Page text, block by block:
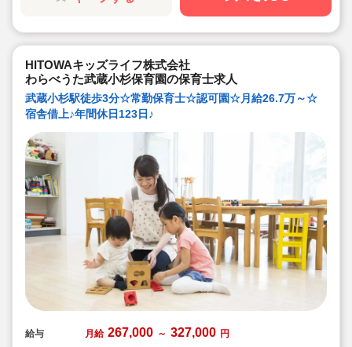
HITOWAキッズライフ株式会社
わらべうた武蔵小杉保育園の保育士求人
武蔵小杉駅徒歩3分☆常勤保育士☆認可園☆月給26.7万～☆
宿舎借上♪年間休日123日♪
給与 月給 267,000 ～ 327,000 円